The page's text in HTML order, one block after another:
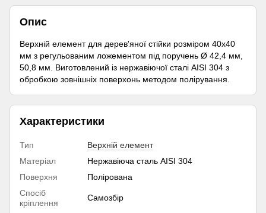
Опис
Верхній елемент для дерев'яної стійки розміром 40х40
мм з регульованим ложементом під поручень Ø 42,4 мм,
50,8 мм. Виготовлений із нержавіючої сталі AISI 304 з
обробкою зовнішніх поверхонь методом полірування.
Характеристики
Тип
Верхній елемент
Матеріал
Нержавіюча сталь AISI 304
Поверхня
Полірована
Спосіб
кріплення
Самозбір